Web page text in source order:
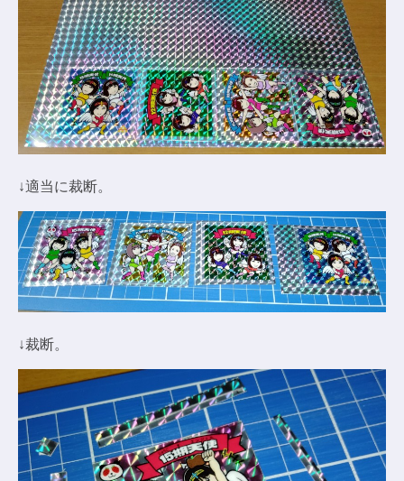
↓適当に裁断。
↓裁断。